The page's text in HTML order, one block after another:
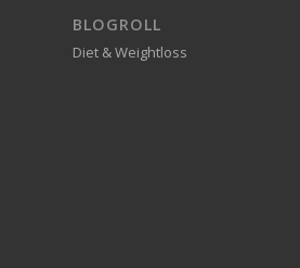
BLOGROLL
Diet & Weightloss